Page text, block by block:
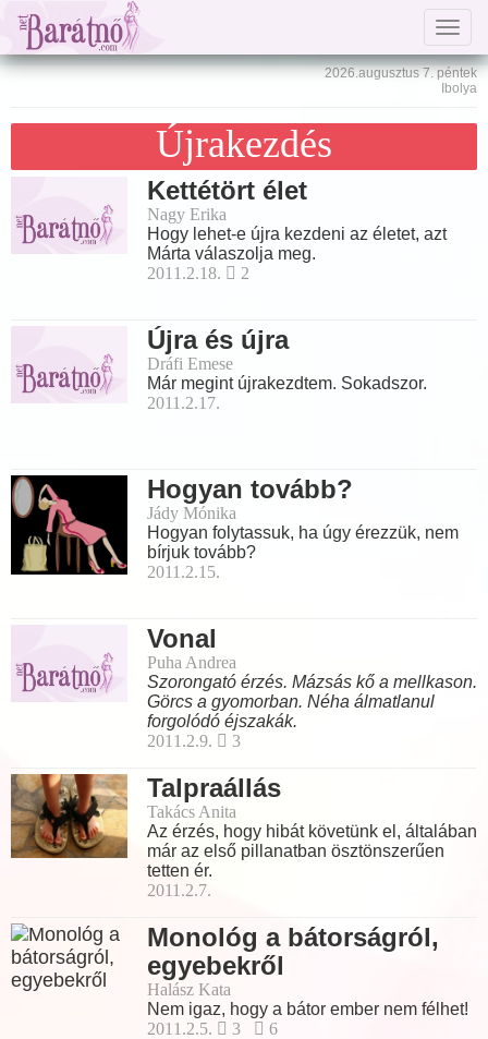
2026.augusztus 7. péntek
Ibolya
Újrakezdés
Kettétört élet
Nagy Erika
Hogy lehet-e újra kezdeni az életet, azt
Márta válaszolja meg.
2011.2.18.
2
Újra és újra
Dráfi Emese
Már megint újrakezdtem. Sokadszor.
2011.2.17.
Hogyan tovább?
Jády Mónika
Hogyan folytassuk, ha úgy érezzük, nem
bírjuk tovább?
2011.2.15.
Vonal
Puha Andrea
Szorongató érzés. Mázsás kő a mellkason.
Görcs a gyomorban. Néha álmatlanul
forgolódó éjszakák.
2011.2.9.
3
Talpraállás
Takács Anita
Az érzés, hogy hibát követünk el, általában
már az első pillanatban ösztönszerűen
tetten ér.
2011.2.7.
Monológ a bátorságról,
egyebekről
Halász Kata
Nem igaz, hogy a bátor ember nem félhet!
2011.2.5.
3 6